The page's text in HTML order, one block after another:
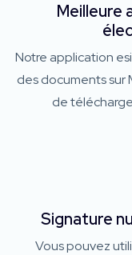
Meilleure
Notre application
des documents sur
de
Signature
Vous pouvez